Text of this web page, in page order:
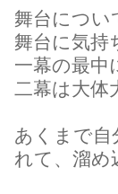
舞台につ
舞台に気持
一幕の最中
二幕は大体
あくまで自
れて、溜め